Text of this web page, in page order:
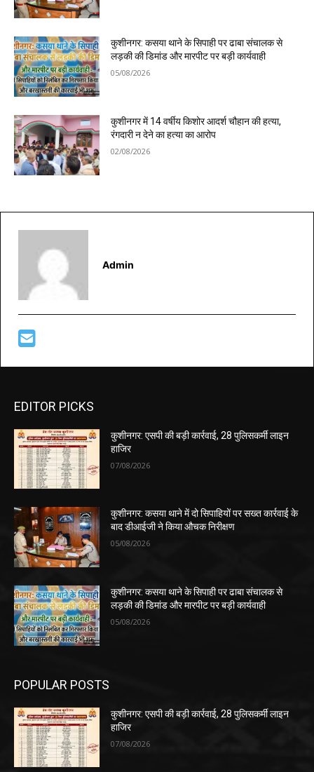
कुशीनगर: कसया थाने के सिपाही पर ढाबा संचालक से
लड़की की डिमांड और मारपीट पर बड़ी कार्यवाही
05/08/2026
कुशीनगर में 14 वर्षीय किशोर आदर्श चौहान की हत्या,
रंगदारी न देने का हत्या का आरोप
02/08/2026
Admin
EDITOR PICKS
कुशीनगर: एसपी की बड़ी कार्रवाई, 28 पुलिसकर्मी लाइन
हाजिर
07/08/2026
कुशीनगर: कसया थाने में दो सिपाहियों पर सख्त कार्रवाई के
बाद डीआईजी ने किया औचक निरीक्षण
05/08/2026
कुशीनगर: कसया थाने के सिपाही पर ढाबा संचालक से
लड़की की डिमांड और मारपीट पर बड़ी कार्यवाही
05/08/2026
POPULAR POSTS
कुशीनगर: एसपी की बड़ी कार्रवाई, 28 पुलिसकर्मी लाइन
हाजिर
07/08/2026